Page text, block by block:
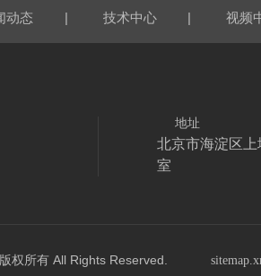
动态 | 技术中心 | 视频
地址
北京市海淀区
室
有 All Rights Reserved.